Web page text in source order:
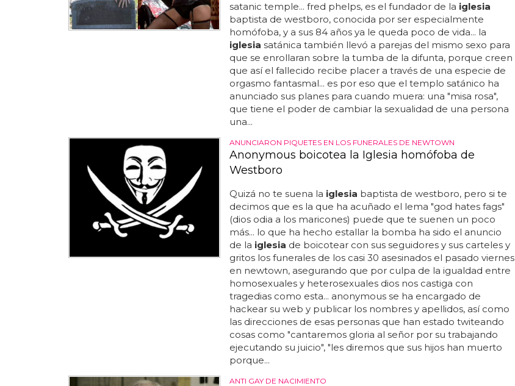
satanic temple... fred phelps, es el fundador de la iglesia
baptista de westboro, conocida por ser especialmente
homófoba, y a sus 84 años ya le queda poco de vida... la
iglesia satánica también llevó a parejas del mismo sexo para
que se enrollaran sobre la tumba de la difunta, porque creen
que así el fallecido recibe placer a través de una especie de
orgasmo fantasmal... es por eso que el templo satánico ha
anunciado sus planes para cuando muera: una "misa rosa",
que tiene el poder de cambiar la sexualidad de una persona
una...
ANUNCIARON PIQUETES EN LOS FUNERALES DE NEWTOWN
Anonymous boicotea la Iglesia homófoba de
Westboro
Quizá no te suena la iglesia baptista de westboro, pero si te
decimos que es la que ha acuñado el lema "god hates fags"
(dios odia a los maricones) puede que te suenen un poco
más... lo que ha hecho estallar la bomba ha sido el anuncio
de la iglesia de boicotear con sus seguidores y sus carteles y
gritos los funerales de los casi 30 asesinados el pasado viernes
en newtown, asegurando que por culpa de la igualdad entre
homosexuales y heterosexuales dios nos castiga con
tragedias como esta... anonymous se ha encargado de
hackear su web y publicar los nombres y apellidos, así como
las direcciones de esas personas que han estado twiteando
cosas como "cantaremos gloria al señor por su trabajando
ejecutando su juicio", "les diremos que sus hijos han muerto
porque...
ANTI GAY DE NACIMIENTO